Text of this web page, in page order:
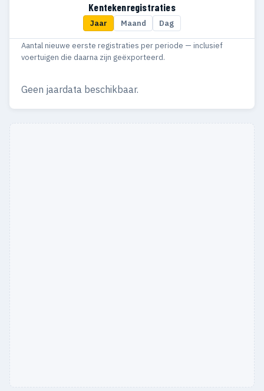
11
1987 38
1984 83 76
Kentekenregistraties
Jaar Maand Dag
Aantal nieuwe eerste registraties per periode — inclusief
voertuigen die daarna zijn geëxporteerd.
Geen jaardata beschikbaar.